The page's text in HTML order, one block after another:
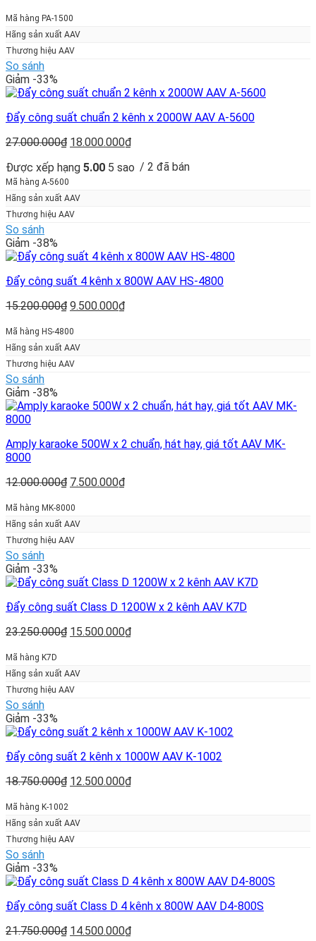
là:
46.000.000₫.
Mã hàng PA-1500
Hãng sản xuất AAV
Thương hiệu AAV
So sánh
Giảm -33%
Đẩy công suất chuẩn 2 kênh x 2000W AAV A-5600
27.000.000₫ Giá
là:
18.000.000₫Giá
tại
Được xếp hạng 5.00 5 sao / 2 đã bán
Mã hàng A-5600
Hãng sản xuất AAV
Thương hiệu AAV
So sánh
Giảm -38%
Đẩy công suất 4 kênh x 800W AAV HS-4800
15.200.000₫ Giá
là:
15.200.000₫.
9.500.000₫Giá
Mã hàng HS-4800
Hãng sản xuất AAV
Thương hiệu AAV
So sánh
Giảm -38%
Amply karaoke 500W x 2 chuẩn, hát hay, giá tốt AAV MK-
8000
12.000.000₫ Giá
là:
12.000.000₫.
7.500.000₫Giá
Mã hàng MK-8000
Hãng sản xuất AAV
Thương hiệu AAV
So sánh
Giảm -33%
Đẩy công suất Class D 1200W x 2 kênh AAV K7D
23.250.000₫ Giá
23.250.000₫.
15.500.000₫Giá
Mã hàng K7D
Hãng sản xuất AAV
Thương hiệu AAV
So sánh
Giảm -33%
Đẩy công suất 2 kênh x 1000W AAV K-1002
18.750.000₫ Giá
18.750.000₫.
12.500.000₫Giá
Mã hàng K-1002
Hãng sản xuất AAV
Thương hiệu AAV
So sánh
Giảm -33%
Đẩy công suất Class D 4 kênh x 800W AAV D4-800S
21.750.000₫ Giá
14.500.000₫Giá